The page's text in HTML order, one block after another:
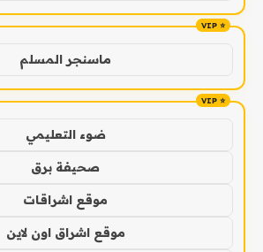
ماسنجر المسلم
ضوء التعليمي
صحيفة برق
موقع اشراقات
موقع اشراق اون لاين